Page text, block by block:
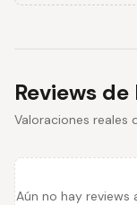
Reviews
Valoraciones reales
Aún no hay reviews